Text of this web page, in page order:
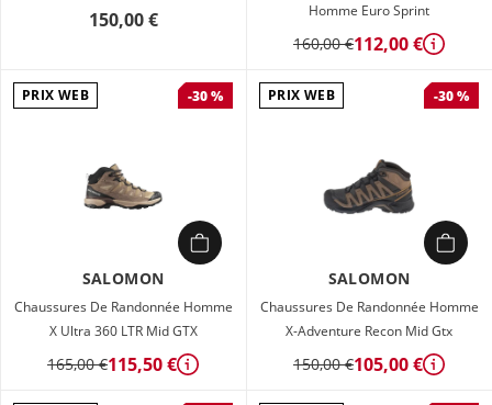
150,00 €
Homme Euro Sprint
160,00 €112,00 € Détails
PRIX WEB -30 %
SALOMON
Chaussures De Randonnée Homme
X Ultra 360 LTR Mid GTX
165,00 €115,50 € Détails
PRIX WEB -30 %
SALOMON
Chaussures De Randonnée Homme
X-Adventure Recon Mid Gtx
150,00 €105,00 € Détails